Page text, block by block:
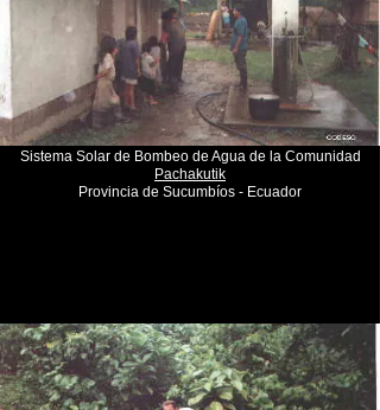
Sistema Solar de Bombeo de Agua de la Comunidad
Pachakutik
Provincia de Sucumbíos - Ecuador